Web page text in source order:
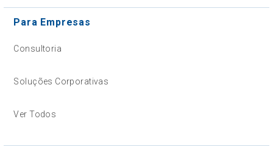
Para Empresas
Consultoria
Soluções Corporativas
Ver Todos